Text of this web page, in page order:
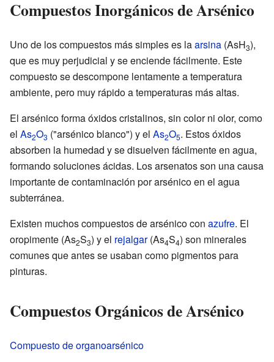
Compuestos Inorgánicos de Arsénico
Uno de los compuestos más simples es laarsina (AsH3),
que es muy perjudicial y se enciende fácilmente. Este
compuesto se descompone lentamente a temperatura
ambiente, pero muy rápido a temperaturas más altas.
El arsénico forma óxidos cristalinos, sin color ni olor, como
el As2O3 ("arsénico blanco") y el As2O5. Estos óxidos
absorben la humedad y se disuelven fácilmente en agua,
formando soluciones ácidas. Los arsenatos son una causa
importante de contaminación por arsénico en el agua
subterránea.
Existen muchos compuestos de arsénico con azufre. El
oropimente (As2S3) y el rejalgar(As4S4) son minerales
comunes que antes se usaban como pigmentos para
pinturas.
Compuestos Orgánicos de Arsénico
Compuesto de organoarsénico